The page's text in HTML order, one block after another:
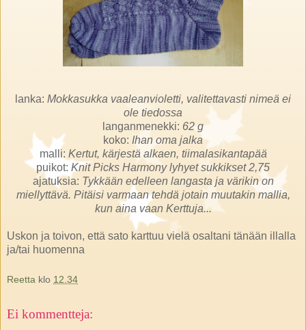
lanka: Mokkasukka vaaleanvioletti, valitettavasti nimeä ei
ole tiedossa
langanmenekki: 62 g
koko: Ihan oma jalka
malli: Kertut, kärjestä alkaen, tiimalasikantapää
puikot: Knit Picks Harmony lyhyet sukkikset 2,75
ajatuksia: Tykkään edelleen langasta ja värikin on
miellyttävä. Pitäisi varmaan tehdä jotain muutakin mallia,
kun aina vaan Kerttuja...
Uskon ja toivon, että sato karttuu vielä osaltani tänään illalla
ja/tai huomenna
Reetta klo 12.34
Ei kommentteja: